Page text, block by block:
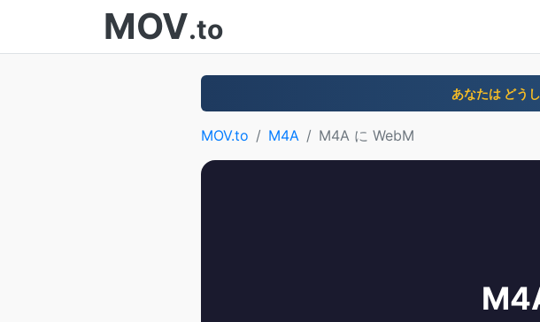
MOV.to
あなたは どう
MOV.to M4A M4A に WebM